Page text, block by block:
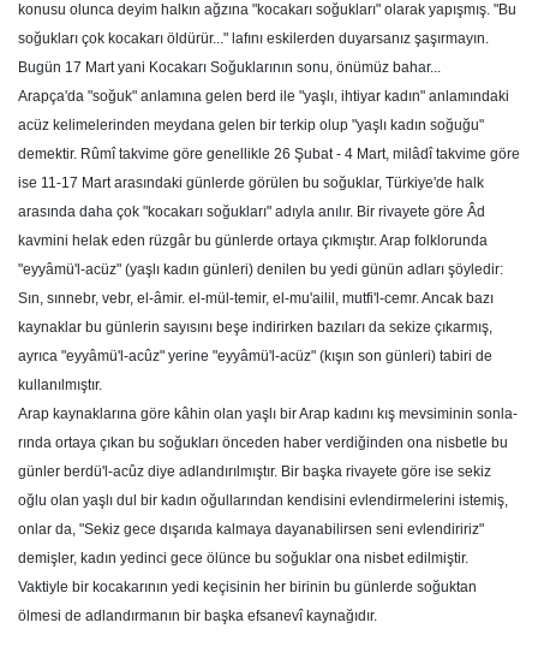
konusu olunca deyim halkın ağzına "kocakarı soğukları" olarak yapışmış. "Bu
soğukları çok kocakarı öldürür..." lafını eskilerden duyarsanız şaşırmayın.
Bugün 17 Mart yani Kocakarı Soğuklarının sonu, önümüz bahar...
Arapça'da "soğuk" anlamına gelen berd ile "yaşlı, ihtiyar kadın" anlamındaki
acüz kelimelerinden meydana gelen bir ter­kip olup "yaşlı kadın soğuğu"
demektir. Rûmî takvime göre genellikle 26 Şubat - 4 Mart, milâdî takvime göre
ise 11-17 Mart arasındaki günlerde görülen bu so­ğuklar, Türkiye'de halk
arasında daha çok "kocakarı soğukları" adıyla anılır. Bir rivayete göre Âd
kavmini helak eden rüz­gâr bu günlerde ortaya çıkmıştır. Arap folklorunda
"eyyâmü'l-acüz" (yaşlı kadın günleri) denilen bu yedi günün adları şöy­ledir:
Sın, sınnebr, vebr, el-âmir. el-mül-temir, el-mu'ailil, mutfi'l-cemr. Ancak bazı
kaynaklar bu günlerin sayısını be­şe indirirken bazıları da sekize çıkarmış,
ayrıca "eyyâmü'l-acûz" yerine "eyyâmü'l-acüz" (kışın son günleri) tabiri de
kulla­nılmıştır.
Arap kaynaklarına göre kâhin olan yaş­lı bir Arap kadını kış mevsiminin sonla­
rında ortaya çıkan bu soğukları önce­den haber verdiğinden ona nisbetle bu
günler berdü'l-acûz diye adlandırılmış­tır. Bir başka rivayete göre ise sekiz
oğlu olan yaşlı dul bir kadın oğullarından kendisini evlendirmelerini istemiş,
onlar da, "Sekiz gece dışarıda kalmaya dayanabilirsen seni evlendiririz"
demişler, ka­dın yedinci gece ölünce bu soğuklar ona nisbet edilmiştir.
Vaktiyle bir kocakarı­nın yedi keçisinin her birinin bu günler­de soğuktan
ölmesi de adlandırmanın bir başka efsanevî kaynağıdır.